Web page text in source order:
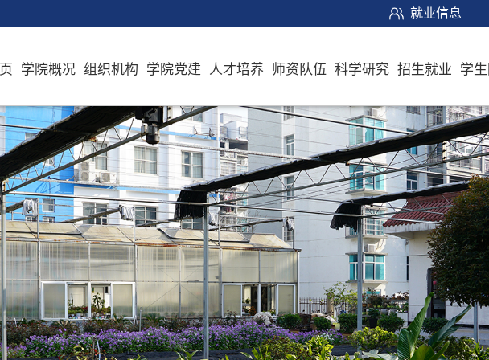
就业信息
学院概况 组织机构 学院党建 人才培养 师资队伍 科学研究 招生就业 学